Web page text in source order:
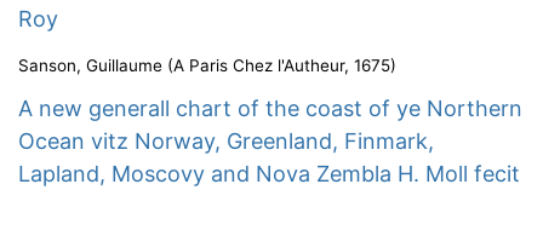
Roy
Sanson, Guillaume (A Paris Chez l'Autheur, 1675)
A new generall chart of the coast of ye Northern
Ocean vitz Norway, Greenland, Finmark,
Lapland, Moscovy and Nova Zembla H. Moll fecit